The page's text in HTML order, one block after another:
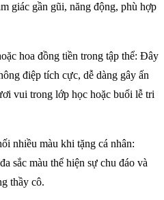
giác gần gũi, năng động, phù hợp
hoa đồng tiền trong tập thể: Đây
điệp tích cực, dễ dàng gây ấn
vui trong lớp học hoặc buổi lễ tri
nhiều màu khi tặng cá nhân:
sắc màu thể hiện sự chu đáo và
thầy cô.